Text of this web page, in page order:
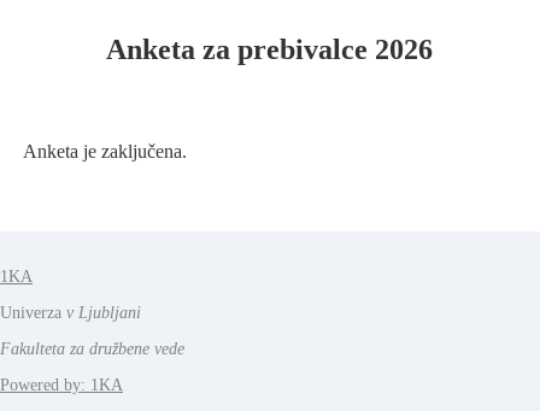
Anketa za prebivalce 2026
Anketa je zaključena.
1KA
Univerza v Ljubljani
Fakulteta za družbene vede
Powered by: 1KA